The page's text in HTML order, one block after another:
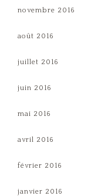
novembre 2016
août 2016
juillet 2016
juin 2016
mai 2016
avril 2016
février 2016
janvier 2016